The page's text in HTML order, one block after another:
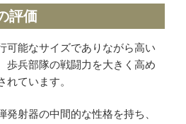
評価
可能なサイズでありながら高い
歩兵部隊の戦闘力を大きく高め
れています。
射器の中間的な性格を持ち、